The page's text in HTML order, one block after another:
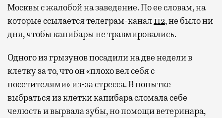
Москвы с жалобой на заведение. По ее словам, на
которые ссылается телеграм-канал112, не было ни
дня, чтобы капибары не травмировались.
Одного из грызунов посадили на две недели в
клетку за то, что он «плохо вел себя с
посетителями» из-за стресса. В попытке
выбраться из клетки капибара сломала себе
челюсть и вырвала зубы, но помощи ветеринара,